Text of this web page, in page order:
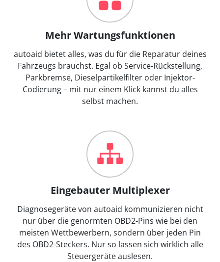
Mehr Wartungsfunktionen
autoaid bietet alles, was du für die Reparatur deines
Fahrzeugs brauchst. Egal ob Service-Rückstellung,
Parkbremse, Dieselpartikelfilter oder Injektor-
Codierung – mit nur einem Klick kannst du alles
selbst machen.
Eingebauter Multiplexer
Diagnosegeräte von autoaid kommunizieren nicht
nur über die genormten OBD2-Pins wie bei den
meisten Wettbewerbern, sondern über jeden Pin
des OBD2-Steckers. Nur so lassen sich wirklich alle
Steuergeräte auslesen.